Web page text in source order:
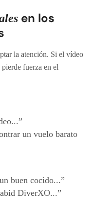
en los
la atención. Si el vídeo
fuerza en el
un vuelo barato
buen cocido...”
DiverXO...”